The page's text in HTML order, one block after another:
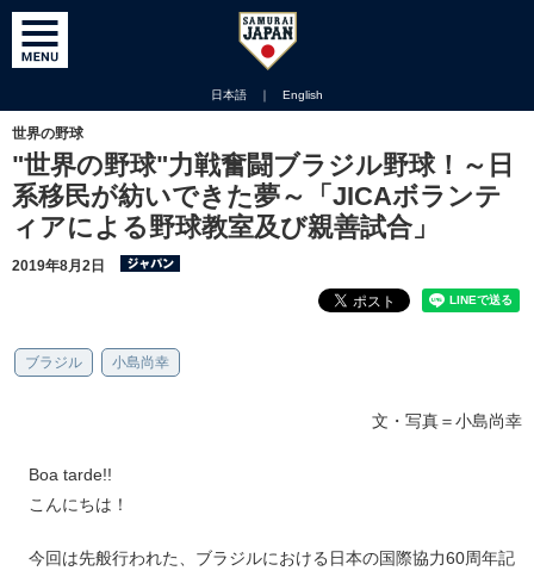
日本語 ｜ English
世界の野球
"世界の野球"力戦奮闘ブラジル野球！～日
系移民が紡いできた夢～「JICAボランテ
ィアによる野球教室及び親善試合」
2019年8月2日
ブラジル 小島尚幸
文・写真＝小島尚幸
Boa tarde!!
こんにちは！
今回は先般行われた、ブラジルにおける日本の国際協力60周年記